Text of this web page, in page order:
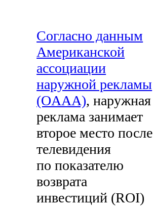
Согласно данным
Американской
ассоциации
наружной рекламы
(OAAA), наружная
реклама занимает
второе место после
телевидения
по показателю
возврата
инвестиций (ROI)